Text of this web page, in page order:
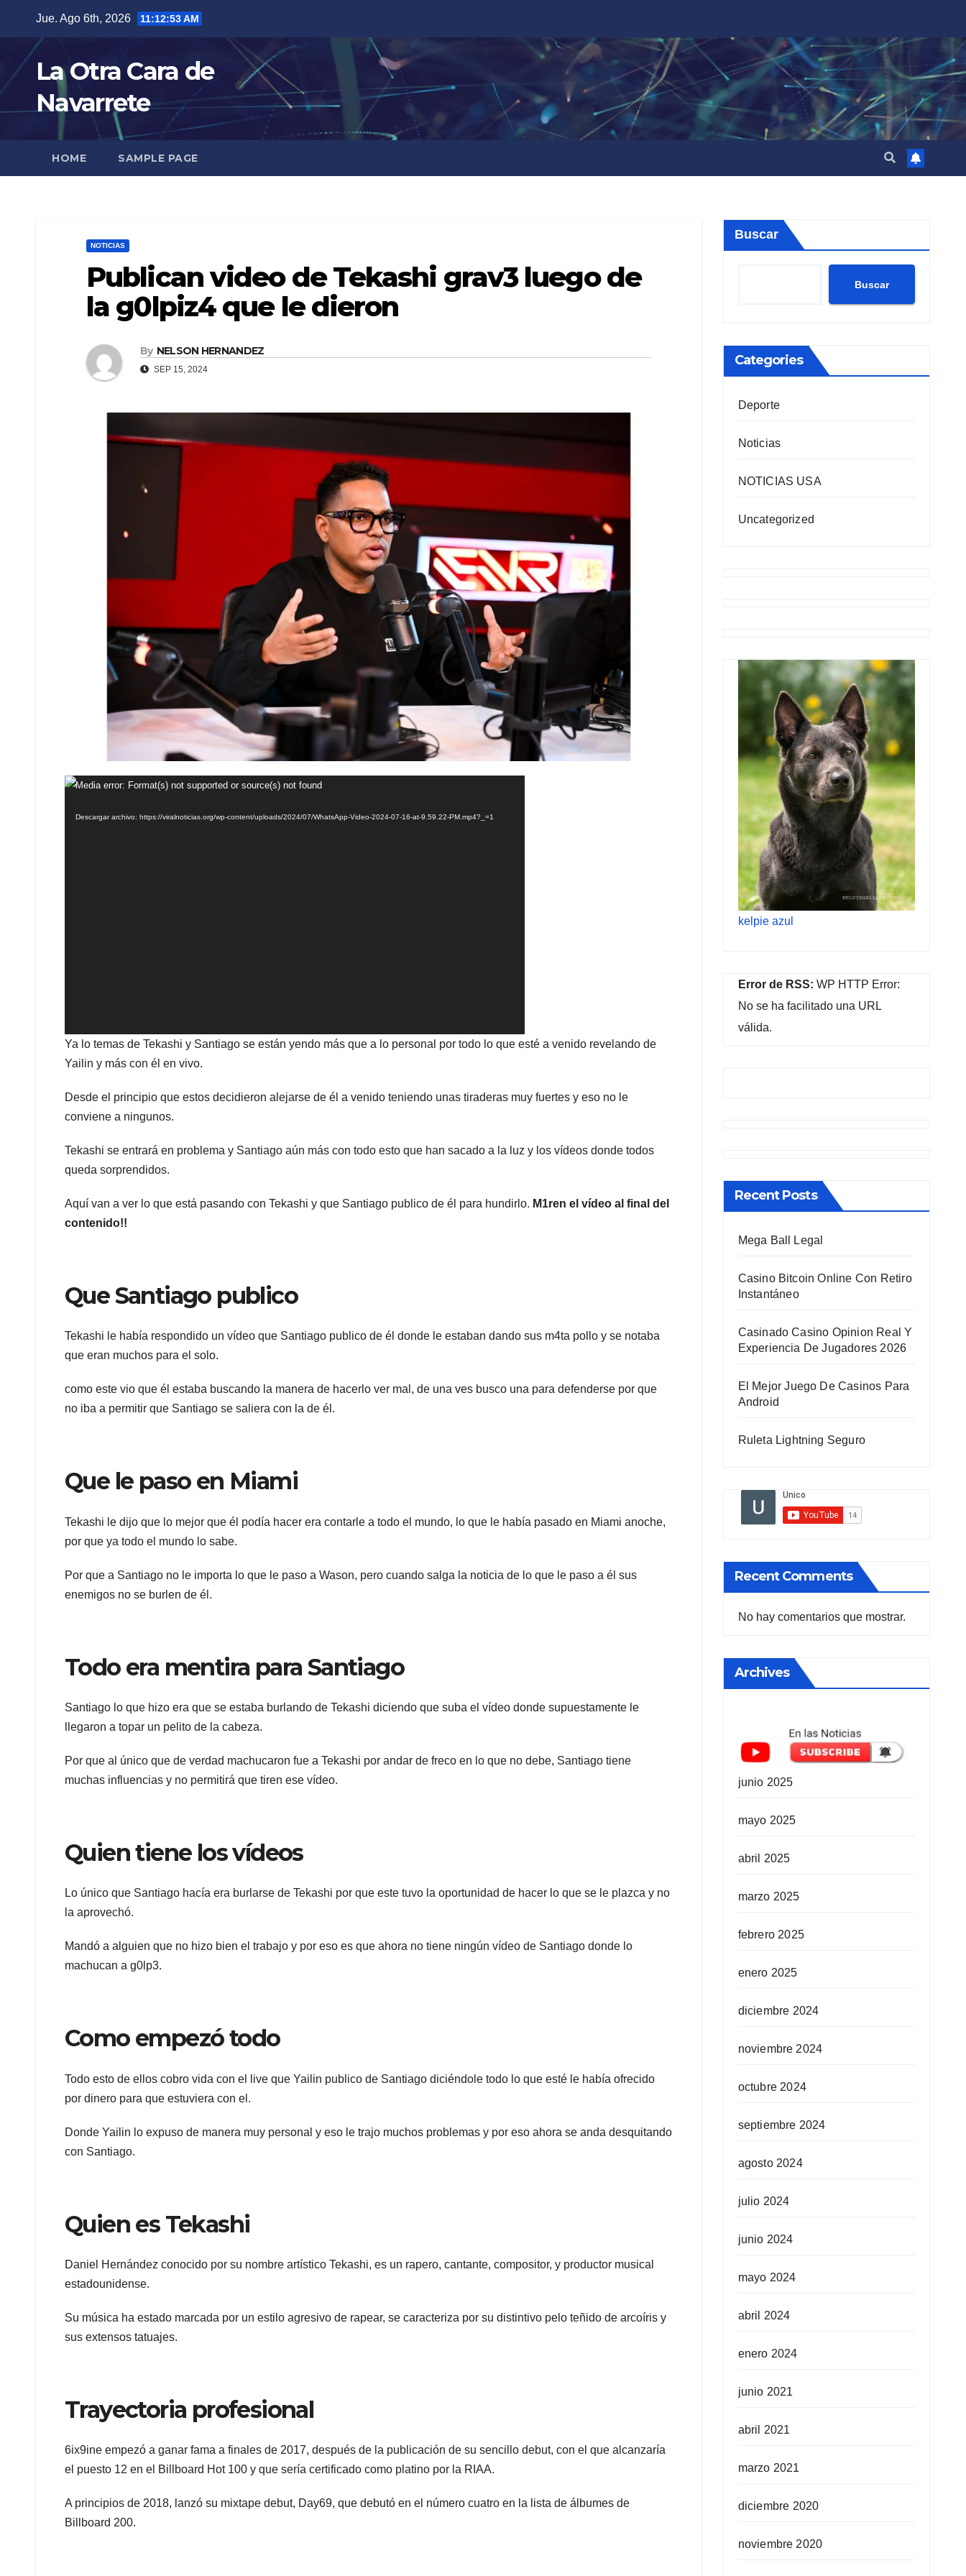
content
Jue. Ago 6th, 2026 11:12:55 AM
La Otra Cara de
Navarrete
HOME SAMPLE PAGE
NOTICIAS
Publican video de Tekashi grav3 luego de
la g0lpiz4 que le dieron
By NELSON HERNANDEZ
SEP 15, 2024
Reproductor
vídeo
Media error: Format(s) not supported or source(s) not found
Descargar archivo: https://viralnoticias.org/wp-content/uploads/2024/07/WhatsApp-Video-2024-07-16-at-9.59.22-PM.mp4?_=1
Ya lo temas de Tekashi y Santiago se están yendo más que a lo personal por todo lo que esté a venido revelando de
Yailin y más con él en vivo.
Desde el principio que estos decidieron alejarse de él a venido teniendo unas tiraderas muy fuertes y eso no le
conviene a ningunos.
Tekashi se entrará en problema y Santiago aún más con todo esto que han sacado a la luz y los vídeos donde todos
queda sorprendidos.
Aquí van a ver lo que está pasando con Tekashi y que Santiago publico de él para hundirlo. M1ren el vídeo al final del
contenido!!
Que Santiago publico
Tekashi le había respondido un vídeo que Santiago publico de él donde le estaban dando sus m4ta pollo y se notaba
que eran muchos para el solo.
como este vio que él estaba buscando la manera de hacerlo ver mal, de una ves busco una para defenderse por que
no iba a permitir que Santiago se saliera con la de él.
Que le paso en Miami
Tekashi le dijo que lo mejor que él podía hacer era contarle a todo el mundo, lo que le había pasado en Miami anoche,
por que ya todo el mundo lo sabe.
Por que a Santiago no le importa lo que le paso a Wason, pero cuando salga la noticia de lo que le paso a él sus
enemigos no se burlen de él.
Todo era mentira para Santiago
Santiago lo que hizo era que se estaba burlando de Tekashi diciendo que suba el vídeo donde supuestamente le
llegaron a topar un pelito de la cabeza.
Por que al único que de verdad machucaron fue a Tekashi por andar de freco en lo que no debe, Santiago tiene
muchas influencias y no permitirá que tiren ese vídeo.
Quien tiene los vídeos
Lo único que Santiago hacía era burlarse de Tekashi por que este tuvo la oportunidad de hacer lo que se le plazca y no
la aprovechó.
Mandó a alguien que no hizo bien el trabajo y por eso es que ahora no tiene ningún vídeo de Santiago donde lo
machucan a g0lp3.
Como empezó todo
Todo esto de ellos cobro vida con el live que Yailin publico de Santiago diciéndole todo lo que esté le había ofrecido
por dinero para que estuviera con el.
Donde Yailin lo expuso de manera muy personal y eso le trajo muchos problemas y por eso ahora se anda desquitando
con Santiago.
Quien es Tekashi
Daniel Hernández conocido por su nombre artístico Tekashi, es un rapero, cantante, compositor, y productor musical
estadounidense.
Su música ha estado marcada por un estilo agresivo de rapear, se caracteriza por su distintivo pelo teñido de arcoíris y
sus extensos tatuajes.
Trayectoria profesional
6ix9ine empezó a ganar fama a finales de 2017, después de la publicación de su sencillo debut, con el que alcanzaría
el puesto 12 en el Billboard Hot 100 y que sería certificado como platino por la RIAA.
A principios de 2018, lanzó su mixtape debut, Day69, que debutó en el número cuatro en la lista de álbumes de
Billboard 200.
Buscar
Buscar
Categories
Deporte
Noticias
NOTICIAS USA
Uncategorized
kelpie azul
Error de RSS: WP HTTP Error:
No se ha facilitado una URL
válida.
Recent Posts
Mega Ball Legal
Casino Bitcoin Online Con Retiro
Instantáneo
Casinado Casino Opinion Real Y
Experiencia De Jugadores 2026
El Mejor Juego De Casinos Para
Android
Ruleta Lightning Seguro
Recent Comments
No hay comentarios que mostrar.
Archives
junio 2025
mayo 2025
abril 2025
marzo 2025
febrero 2025
enero 2025
diciembre 2024
noviembre 2024
octubre 2024
septiembre 2024
agosto 2024
julio 2024
junio 2024
mayo 2024
abril 2024
enero 2024
junio 2021
abril 2021
marzo 2021
diciembre 2020
noviembre 2020